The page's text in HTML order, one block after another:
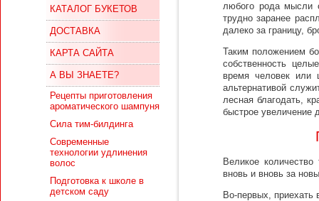
КАТАЛОГ БУКЕТОВ
ДОСТАВКА
КАРТА САЙТА
А ВЫ ЗНАЕТЕ?
Рецепты приготовления
ароматического шампуня
Сила тим-билдинга
Современные
технологии удлинения
волос
Подготовка к школе в
детском саду
любого рода мысли
трудно заранее
далеко за границу,
Таким положением
собственность
время человек или
альтернативой
лесная благодать,
быстрое увеличение
Великое
вновь и вновь за
Во-первых,